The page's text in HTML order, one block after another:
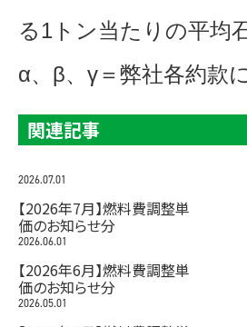
る1トン当たりの平均
α、β、γ＝弊社各約款
関連記事
2026.07.01
【2026年7月】燃料費調整単
価のお知らせ分
2026.06.01
【2026年6月】燃料費調整単
価のお知らせ分
2026.05.01